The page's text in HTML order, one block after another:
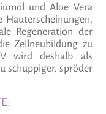
und Aloe Vera
Hauterscheinungen.
Regeneration der
Zellneubildung zu
wird deshalb als
schuppiger, spröder